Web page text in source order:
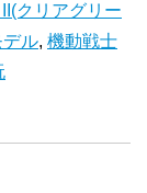
クリアグリー
デル, 機動戦士